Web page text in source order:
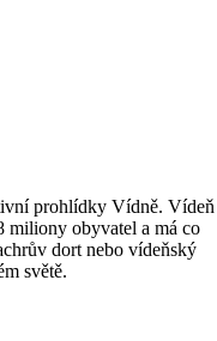
prohlídky Vídně.
miliony obyvatel a má co
dort nebo vídeňský
světě.